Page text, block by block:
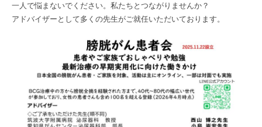
一人で悩まないでください。私たちとつながりませんか？
アドバイザーとして多くの先生がご就任いただいております。